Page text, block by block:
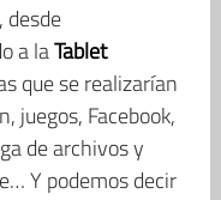
desde
a laTablet
que se realizarían
juegos, Facebook,
de archivos y
Y podemos decir